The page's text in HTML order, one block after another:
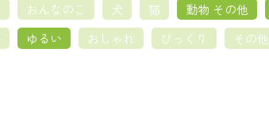
おんなのこ 犬 猫 動物 その他
ゆるい おしゃれ びっくり その他